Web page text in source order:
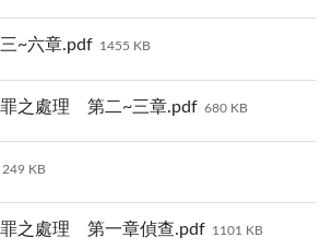
~六章.pdf 1455 KB
之處理 第二~三章.pdf 680 KB
249 KB
之處理 第一章偵查.pdf 1101 KB